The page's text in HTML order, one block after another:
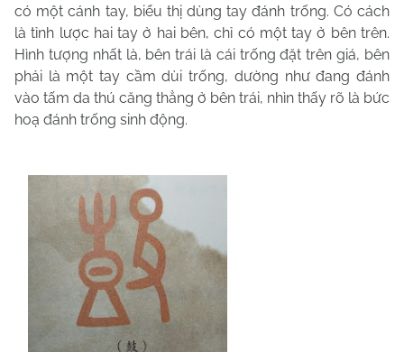
có một cánh tay, biểu thị dùng tay đánh trống. Có cách
là tỉnh lược hai tay ở hai bên, chỉ có một tay ở bên trên.
Hình tượng nhất là, bên trái là cái trống đặt trên giá, bên
phải là một tay cầm dùi trống, dường như đang đánh
vào tấm da thú căng thẳng ở bên trái, nhìn thấy rõ là bức
hoạ đánh trống sinh động.